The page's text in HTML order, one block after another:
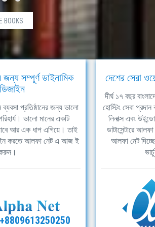
BOOKS
সম্পূর্ণ ডাইনামিক
প্রতিষ্ঠানের জন্য ভালো
ভালো মানের একটি
আর এক ধাপ এগিয়ে। তাই
করতে আলফা নেট এ আজ ই
+8809613250250
দেশের সেরা
দীর্ঘ ১৭ বছর
হোস্টিং সেবা
লিনাক্স এবং
ডাটাসেন্টারে
আলফা নেট